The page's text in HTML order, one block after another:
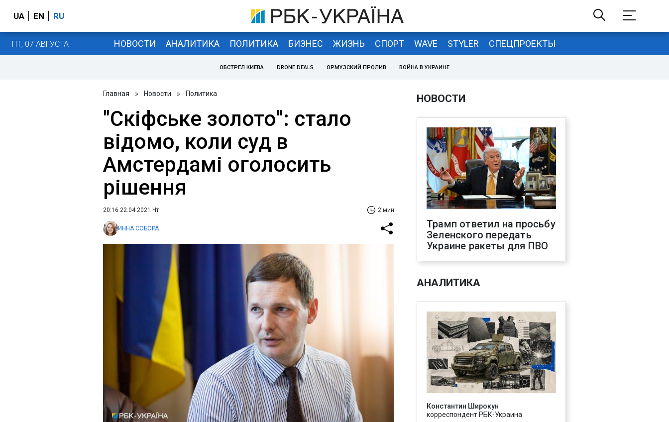
UA EN RU
ПТ, 07 АВГУСТА НОВОСТИ АНАЛИТИКА ПОЛИТИКА БИЗНЕС ЖИЗНЬ СПОРТ WAVE STYLER СПЕЦПРОЕКТЫ
ОБСТРЕЛ КИЕВА DRONE DEALS ОРМУЗСКИЙ ПРОЛИВ ВОЙНА В УКРАИНЕ
Главная » Новости » Политика
"Скіфське золото": стало
відомо, коли суд в
Амстердамі оголосить
рішення
20:16 22.04.2021 Чт 2 мин
ИННА СОБОРА
НОВОСТИ
Трамп ответил на просьбу
Зеленского передать
Украине ракеты для ПВО
АНАЛИТИКА
Константин Широкун
корреспондент РБК-Украина